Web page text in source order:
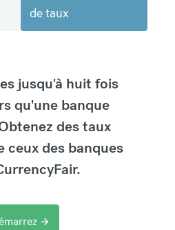
de taux
jusqu'à huit fois
qu'une banque
des taux
ceux des banques
arrow_forward